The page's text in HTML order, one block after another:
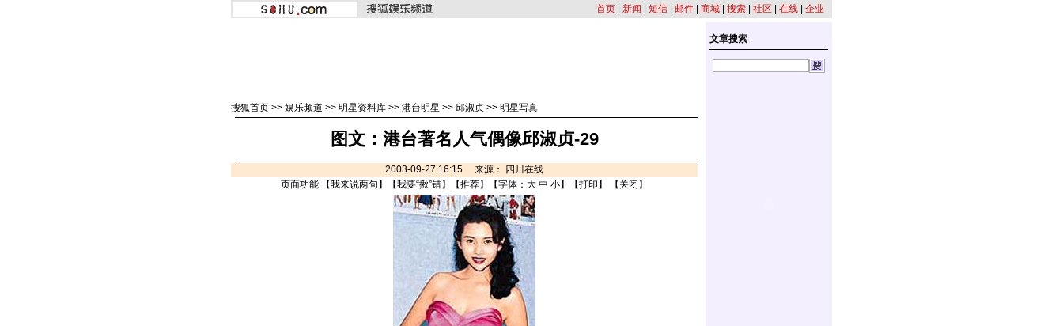
首页 新闻 短信 邮件 商城 搜索 社区 在线 企业
搜狐首页 >> 娱乐频道 >> 明星资料库 >> 港台明星 >> 邱淑贞 >> 明星写真
图文：港台著名人气偶像邱淑贞-29
2003-09-27 16:15 来源： 四川在线
页面功能 【我来说两句 】【我要“揪”错】【推荐】【字体： 大 中 小】【打印 】 【 关闭 】
文章搜索